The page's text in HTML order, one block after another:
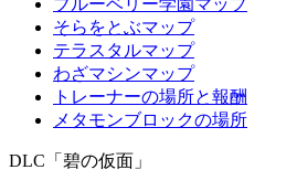
ブルーベリー学園マップ
そらをとぶマップ
テラスタルマップ
わざマシンマップ
トレーナーの場所と報酬
メタモンブロックの場所
DLC「碧の仮面」